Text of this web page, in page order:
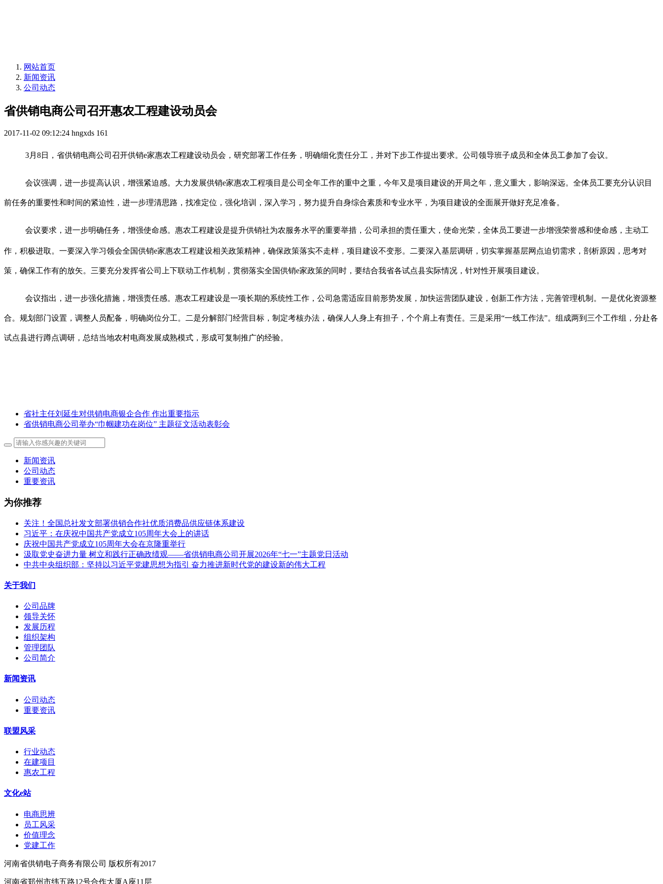
网站首页
新闻资讯
公司动态
省供销电商公司召开惠农工程建设动员会
2017-11-02 09:12:24 hngxds 161
3月8日，省供销电商公司召开供销e家惠农工程建设动员会，研究部署工作任务，明确细化责任分工，并对下步工作提出要求。公司领导班子成员和全体员工参加了会议。
会议强调，进一步提高认识，增强紧迫感。大力发展供销e家惠农工程项目是公司全年工作的重中之重，今年又是项目建设的开局之年，意义重大，影响深远。全体员工要充分认识目
前任务的重要性和时间的紧迫性，进一步理清思路，找准定位，强化培训，深入学习，努力提升自身综合素质和专业水平，为项目建设的全面展开做好充足准备。
会议要求，进一步明确任务，增强使命感。惠农工程建设是提升供销社为农服务水平的重要举措，公司承担的责任重大，使命光荣，全体员工要进一步增强荣誉感和使命感，主动工
作，积极进取。一要深入学习领会全国供销e家惠农工程建设相关政策精神，确保政策落实不走样，项目建设不变形。二要深入基层调研，切实掌握基层网点迫切需求，剖析原因，思考对
策，确保工作有的放矢。三要充分发挥省公司上下联动工作机制，贯彻落实全国供销e家政策的同时，要结合我省各试点县实际情况，针对性开展项目建设。
会议指出，进一步强化措施，增强责任感。惠农工程建设是一项长期的系统性工作，公司急需适应目前形势发展，加快运营团队建设，创新工作方法，完善管理机制。一是优化资源整
合。规划部门设置，调整人员配备，明确岗位分工。二是分解部门经营目标，制定考核办法，确保人人身上有担子，个个肩上有责任。三是采用“一线工作法”。组成两到三个工作组，分赴各
试点县进行蹲点调研，总结当地农村电商发展成熟模式，形成可复制推广的经验。
省社主任刘延生对供销电商银企合作 作出重要指示
省供销电商公司举办“巾帼建功在岗位” 主题征文活动表彰会
新闻资讯
公司动态
重要资讯
为你推荐
关注！全国总社发文部署供销合作社优质消费品供应链体系建设
习近平：在庆祝中国共产党成立105周年大会上的讲话
庆祝中国共产党成立105周年大会在京隆重举行
汲取党史奋进力量 树立和践行正确政绩观——省供销电商公司开展2026年“七一”主题党日活动
中共中央组织部：坚持以习近平党建思想为指引 奋力推进新时代党的建设新的伟大工程
关于我们
公司品牌
领导关怀
发展历程
组织架构
管理团队
公司简介
新闻资讯
公司动态
重要资讯
联盟风采
行业动态
在建项目
惠农工程
文化e站
电商思辨
员工风采
价值理念
党建工作
河南省供销电子商务有限公司 版权所有2017
河南省郑州市纬五路12号合作大厦A座11层